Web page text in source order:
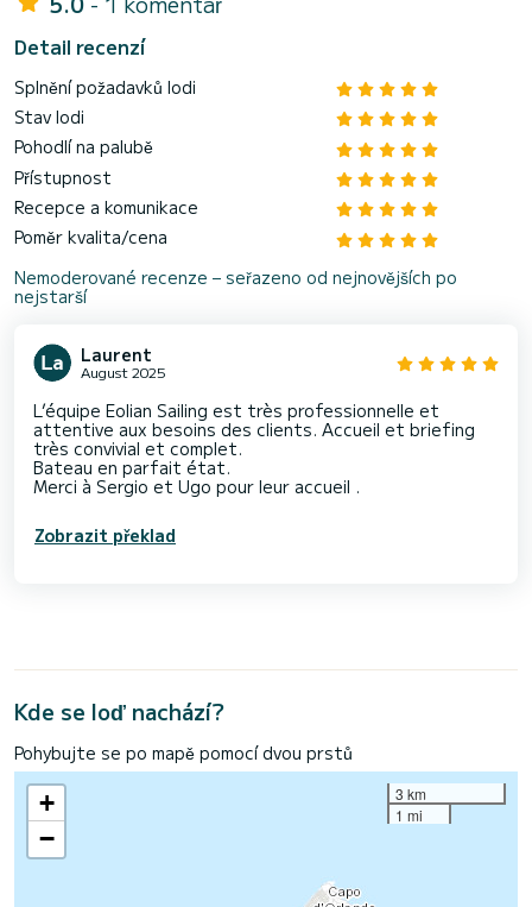
Detail recenzí
Splnění požadavků lodi
Stav lodi
Pohodlí na palubě
Přístupnost
Recepce a komunikace
Poměr kvalita/cena
Nemoderované recenze – seřazeno od nejnovějších po
nejstarší
Laurent
August 2025
L’équipe Eolian Sailing est très professionnelle et
attentive aux besoins des clients. Accueil et briefing
très convivial et complet.
Bateau en parfait état.
Merci à Sergio et Ugo pour leur accueil .
Zobrazit překlad
Kde se loď nachází?
Pohybujte se po mapě pomocí dvou prstů
+
−
3 km
1 mi